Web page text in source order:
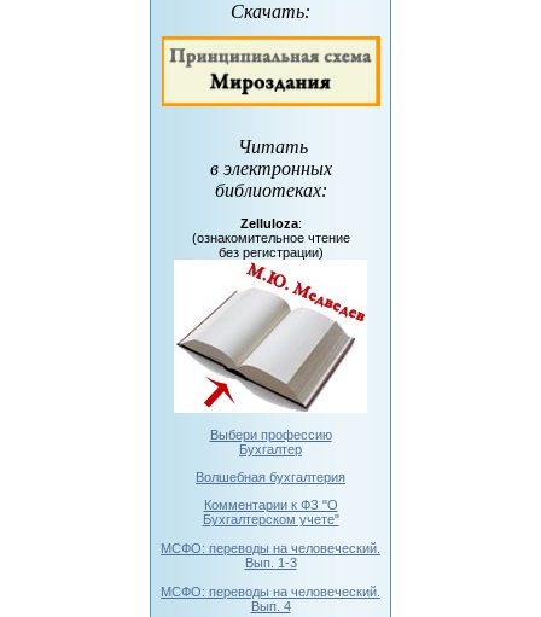
Скачать:
Читать
в электронных
библиотеках:
Zelluloza:
(ознакомительное чтение
без регистрации)
Выбери профессию
Бухгалтер
Волшебная бухгалтерия
Комментарии к ФЗ "О
Бухгалтерском учете"
МСФО: переводы на человеческий.
Вып. 1-3
МСФО: переводы на человеческий.
Вып. 4